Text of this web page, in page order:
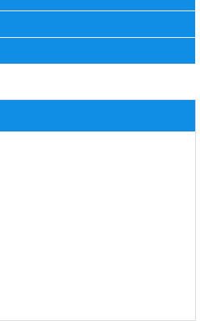
kỳ và nghỉ lễ kỉ niệm 49 năm
miền năm - thống nhất đất nước
- thống nhất đất nước
tế lao động 01/5